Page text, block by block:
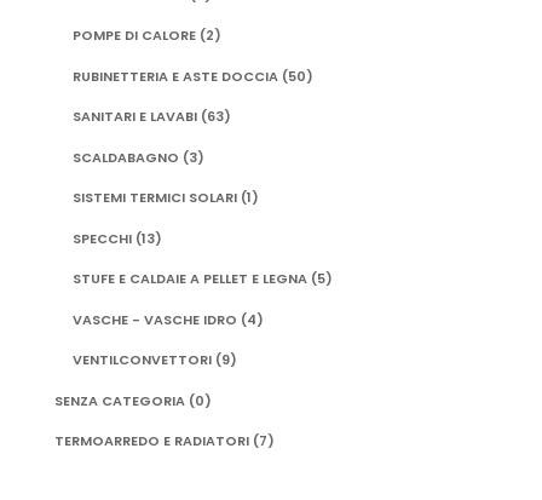
POMPE DI CALORE (2)
RUBINETTERIA E ASTE DOCCIA (50)
SANITARI E LAVABI (63)
SCALDABAGNO (3)
SISTEMI TERMICI SOLARI (1)
SPECCHI (13)
STUFE E CALDAIE A PELLET E LEGNA (5)
VASCHE - VASCHE IDRO (4)
VENTILCONVETTORI (9)
SENZA CATEGORIA (0)
TERMOARREDO E RADIATORI (7)